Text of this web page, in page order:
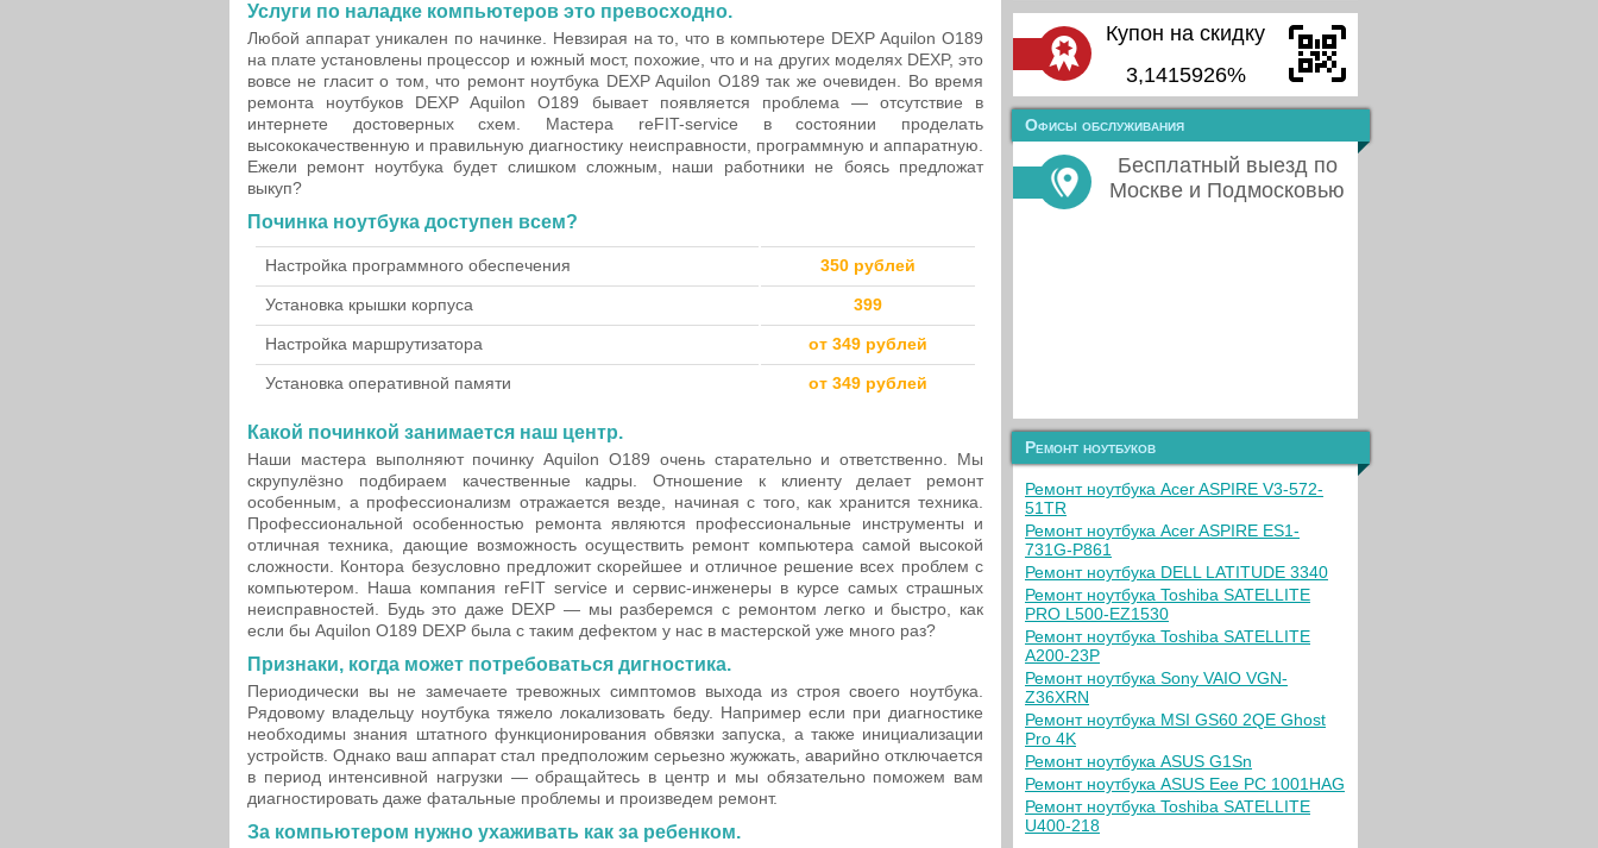
Услуги по наладке компьютеров это превосходно.
Любой аппарат уникален по начинке. Невзирая на то, что в компьютере DEXP Aquilon O189
на плате установлены процессор и южный мост, похожие, что и на других моделях DEXP, это
вовсе не гласит о том, что ремонт ноутбука DEXP Aquilon O189 так же очевиден. Во время
ремонта ноутбуков DEXP Aquilon O189 бывает появляется проблема — отсутствие в
интернете достоверных схем. Мастера reFIT-service в состоянии проделать
высококачественную и правильную диагностику неисправности, программную и аппаратную.
Ежели ремонт ноутбука будет слишком сложным, наши работники не боясь предложат
выкуп?
Починка ноутбука доступен всем?
Настройка программного обеспечения 350 рублей
Установка крышки корпуса 399
Настройка маршрутизатора от 349 рублей
Установка оперативной памяти от 349 рублей
Какой починкой занимается наш центр.
Наши мастера выполняют починку Aquilon O189 очень старательно и ответственно. Мы
скрупулёзно подбираем качественные кадры. Отношение к клиенту делает ремонт
особенным, а профессионализм отражается везде, начиная с того, как хранится техника.
Профессиональной особенностью ремонта являются профессиональные инструменты и
отличная техника, дающие возможность осуществить ремонт компьютера самой высокой
сложности. Контора безусловно предложит скорейшее и отличное решение всех проблем с
компьютером. Наша компания reFIT service и сервис-инженеры в курсе самых страшных
неисправностей. Будь это даже DEXP — мы разберемся с ремонтом легко и быстро, как
если бы Aquilon O189 DEXP была с таким дефектом у нас в мастерской уже много раз?
Признаки, когда может потребоваться дигностика.
Периодически вы не замечаете тревожных симптомов выхода из строя своего ноутбука.
Рядовому владельцу ноутбука тяжело локализовать беду. Например если при диагностике
необходимы знания штатного функционирования обвязки запуска, а также инициализации
устройств. Однако ваш аппарат стал предположим серьезно жужжать, аварийно отключается
в период интенсивной нагрузки — обращайтесь в центр и мы обязательно поможем вам
диагностировать даже фатальные проблемы и произведем ремонт.
За компьютером нужно ухаживать как за ребенком.
Купон на скидку
3,1415926%
Офисы обслуживания
Бесплатный выезд по
Москве и Подмосковью
Ремонт ноутбуков
Ремонт ноутбука Acer ASPIRE V3-572-
51TR
Ремонт ноутбука Acer ASPIRE ES1-
731G-P861
Ремонт ноутбука DELL LATITUDE 3340
Ремонт ноутбука Toshiba SATELLITE
PRO L500-EZ1530
Ремонт ноутбука Toshiba SATELLITE
A200-23P
Ремонт ноутбука Sony VAIO VGN-
Z36XRN
Ремонт ноутбука MSI GS60 2QE Ghost
Pro 4K
Ремонт ноутбука ASUS G1Sn
Ремонт ноутбука ASUS Eee PC 1001HAG
Ремонт ноутбука Toshiba SATELLITE
U400-218